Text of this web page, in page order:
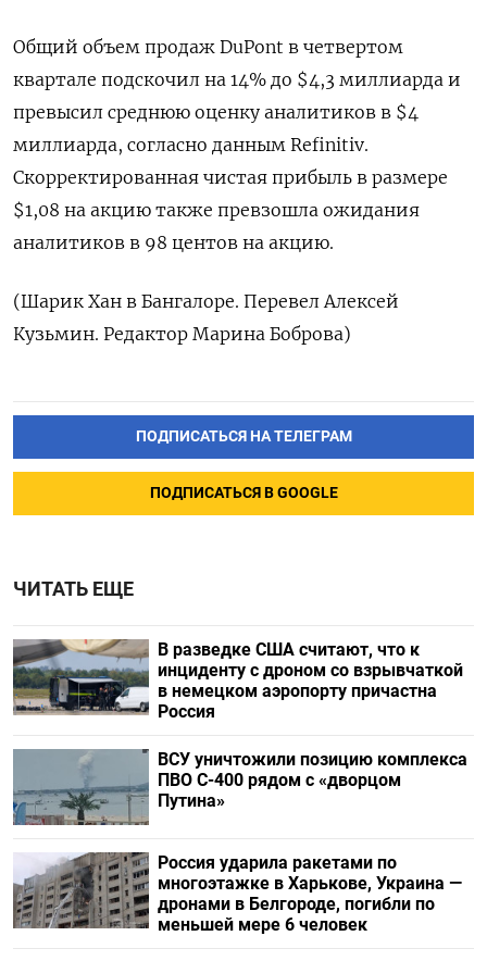
Общий объем продаж DuPont в четвертом
квартале подскочил на 14% до $4,3 миллиарда и
превысил среднюю оценку аналитиков в $4
миллиарда, согласно данным Refinitiv.
Скорректированная чистая прибыль в размере
$1,08 на акцию также превзошла ожидания
аналитиков в 98 центов на акцию.
(Шарик Хан в Бангалоре. Перевел Алексей
Кузьмин. Редактор Марина Боброва)
ПОДПИСАТЬСЯ НА ТЕЛЕГРАМ
ПОДПИСАТЬСЯ В GOOGLE
ЧИТАТЬ ЕЩЕ
В разведке США считают, что к
инциденту с дроном со взрывчаткой
в немецком аэропорту причастна
Россия
ВСУ уничтожили позицию комплекса
ПВО С-400 рядом с «дворцом
Путина»
Россия ударила ракетами по
многоэтажке в Харькове, Украина —
дронами в Белгороде, погибли по
меньшей мере 6 человек